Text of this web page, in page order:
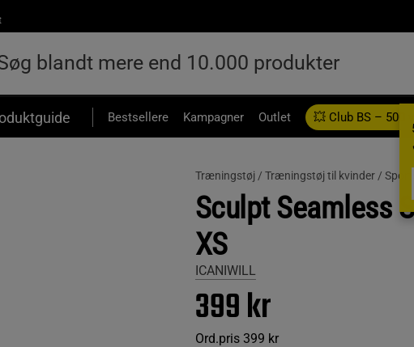
Bestsellere Kampagner Outlet 💥 Club BS – 500
Træningstøj / Træningstøj til kvinder /
Sculpt Seamless
XS
ICANIWILL
399 kr
Ord.pris 399 kr